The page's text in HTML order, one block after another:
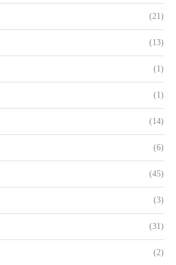
(21)
(13)
(1)
(1)
(14)
(6)
(45)
(3)
(31)
(2)